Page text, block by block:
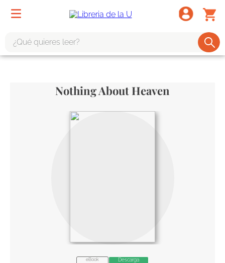
Nothing About Heaven
eBook Descarga
harry potter
book haven